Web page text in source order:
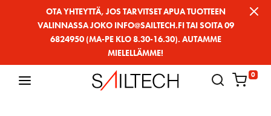
OTA YHTEYTTÄ, JOS TARVITSET APUA TUOTTEEN
VALINNASSA JOKO INFO@SAILTECH.FI TAI SOITA 09
6824950 (MA-PE KLO 8.30-16.30). AUTAMME
MIELELLÄMME!
0